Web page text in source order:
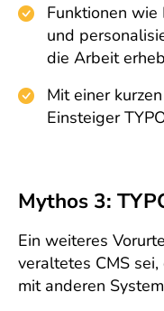
Funktionen
und
die Arbeit
Mit einer
Einsteiger
Mythos 3:
Ein weiteres
veraltetes CMS
mit anderen